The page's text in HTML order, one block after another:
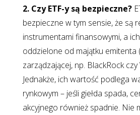
2. Czy ETF-y są bezpieczne?
bezpieczne w tym sensie, że są
instrumentami finansowymi, a
oddzielone od majątku emitenta
zarządzającej, np. BlackRock czy
Jednakże, ich wartość podlega
rynkowym – jeśli giełda spada,
akcyjnego również spadnie. Nie